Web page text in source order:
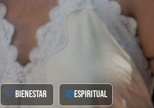
BIENESTAR ESPIRITUAL